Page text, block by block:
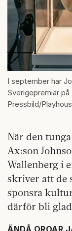
I september har
Sverigepremiär
Pressbild/
När den
Ax:son
Wallenberg i
skriver att de
sponsra
därför bli
ÄNDÅ OROAR